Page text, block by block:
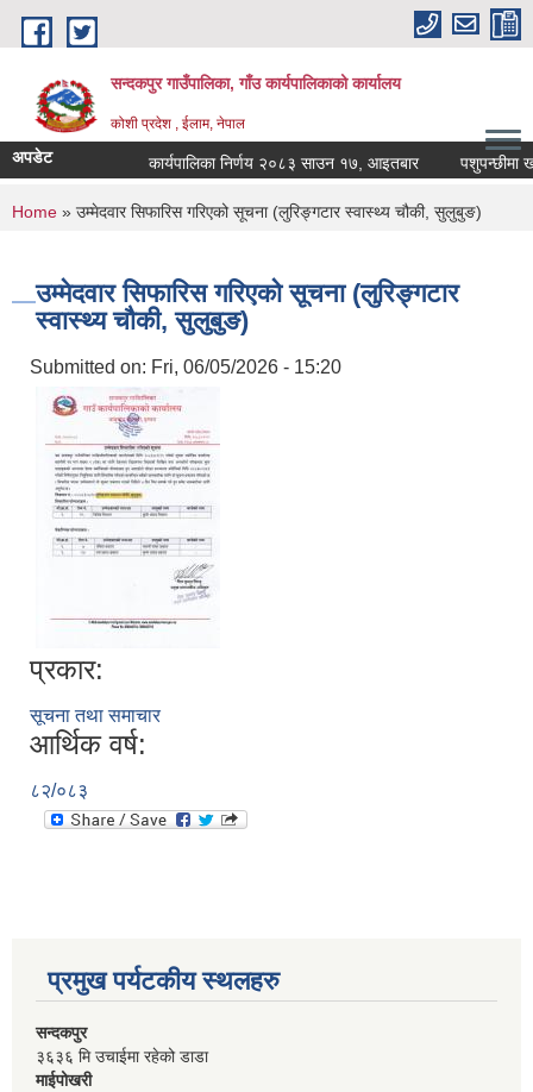
Skip to main content
सन्दकपुर गाउँपालिका, गाँउ कार्यपालिकाको कार्यालय
कोशी प्रदेश , ईलाम, नेपाल
अपडेट कार्यपालिका निर्णय २०८३ साउन १७, आइतबार पशुपन्छीमा
You are here
Home » उम्मेदवार सिफारिस गरिएको सूचना (लुरिङ्गटार स्वास्थ्य चौकी, सुलुबुङ)
उम्मेदवार सिफारिस गरिएको सूचना (लुरिङ्गटार
स्वास्थ्य चौकी, सुलुबुङ)
Submitted on: Fri, 06/05/2026 - 15:20
प्रकार:
सूचना तथा समाचार
आर्थिक वर्ष:
८२/०८३
प्रमुख पर्यटकीय स्थलहरु
सन्दकपुर
३६३६ मि उचाईमा रहेको डाडा
माईपोखरी